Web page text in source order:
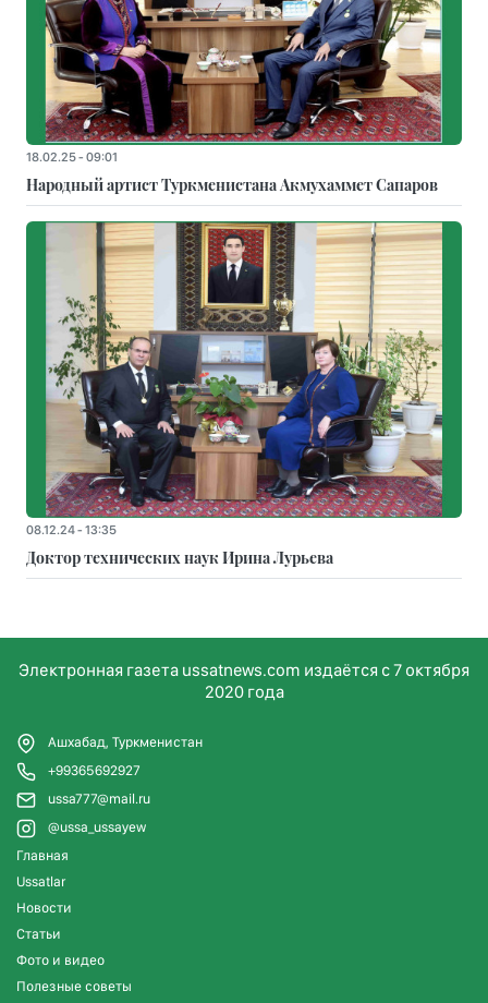
18.02.25 - 09:01
Народный артист Туркменистана Акмухаммет Сапаров
08.12.24 - 13:35
Доктор технических наук Ирина Лурьева
Электронная газета ussatnews.com издаётся с 7 октября
2020 года
Ашхабад, Туркменистан
+99365692927
ussa777@mail.ru
@ussa_ussayew
Главная
Ussatlar
Новости
Статьи
Фото и видео
Полезные советы